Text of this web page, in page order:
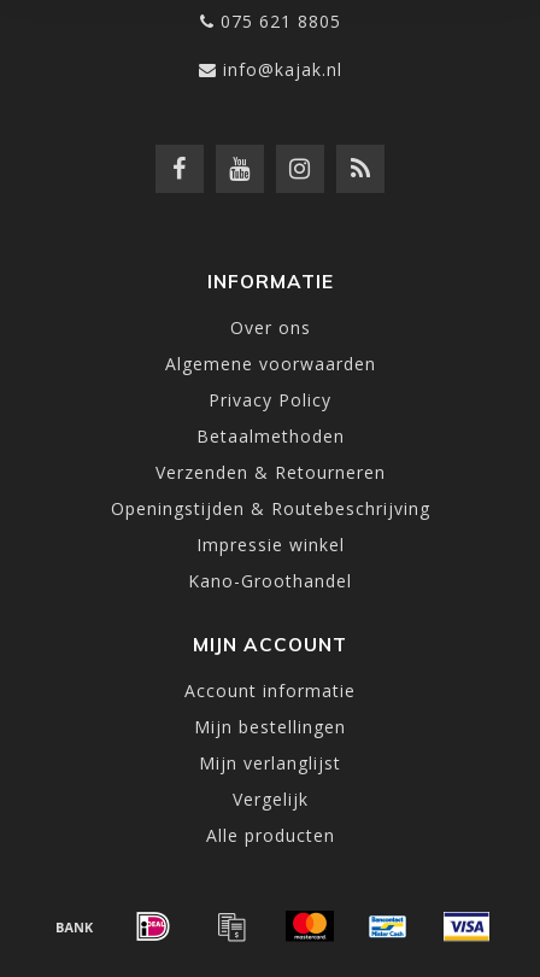
075 621 8805
info@kajak.nl
INFORMATIE
Over ons
Algemene voorwaarden
Privacy Policy
Betaalmethoden
Verzenden & Retourneren
Openingstijden & Routebeschrijving
Impressie winkel
Kano-Groothandel
MIJN ACCOUNT
Account informatie
Mijn bestellingen
Mijn verlanglijst
Vergelijk
Alle producten